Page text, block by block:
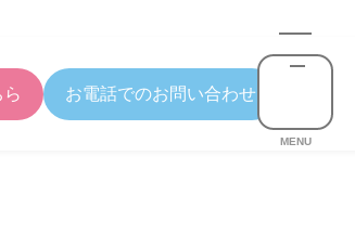
お電話でのお問い合わせ
MENU